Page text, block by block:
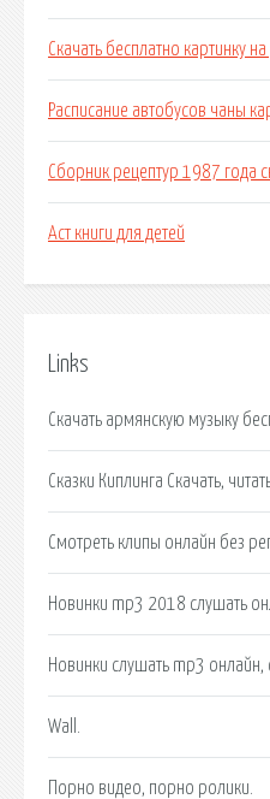
Скачать бесплатно картинку
Расписание автобусов чаны
Сборник рецептур 1987 года
Аст книги для детей
Links
Скачать армянскую музыку
Сказки Киплинга Скачать,
Смотреть клипы онлайн без
Новинки mp3 2018 слушать
Новинки слушать mp3 онлайн,
Wall.
Порно видео, порно ролики.